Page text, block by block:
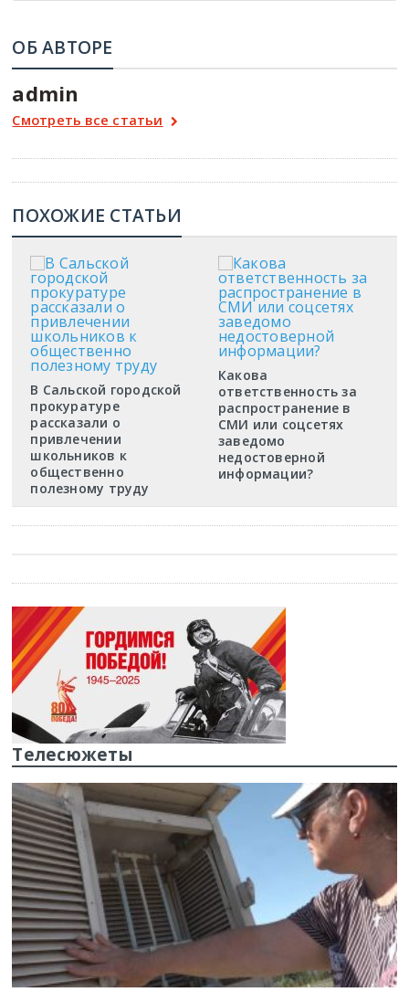
ОБ АВТОРЕ
admin
Смотреть все статьи
ПОХОЖИЕ СТАТЬИ
В Сальской городской
прокуратуре
рассказали о
привлечении
школьников к
общественно
полезному труду
Какова
ответственность за
распространение в
СМИ или соцсетях
заведомо
недостоверной
информации?
Телесюжеты